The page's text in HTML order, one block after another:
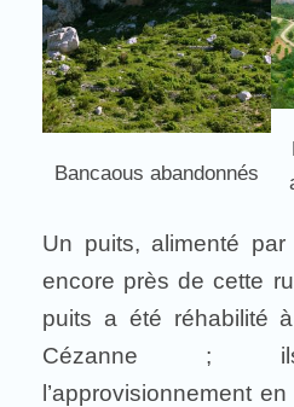
Bancaous abandonnés
Un puits, alimenté
encore près de cette
puits a été réhabilité
Cézanne ; ils
l’approvisionnement